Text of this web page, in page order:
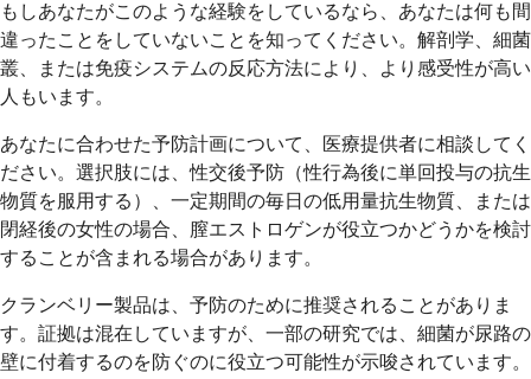
もしあなたがこのような経験をしているなら、あなたは何も間
違ったことをしていないことを知ってください。解剖学、細菌
叢、または免疫システムの反応方法により、より感受性が高い
人もいます。
あなたに合わせた予防計画について、医療提供者に相談してく
ださい。選択肢には、性交後予防（性行為後に単回投与の抗生
物質を服用する）、一定期間の毎日の低用量抗生物質、または
閉経後の女性の場合、膣エストロゲンが役立つかどうかを検討
することが含まれる場合があります。
クランベリー製品は、予防のために推奨されることがありま
す。証拠は混在していますが、一部の研究では、細菌が尿路の
壁に付着するのを防ぐのに役立つ可能性が示唆されています。